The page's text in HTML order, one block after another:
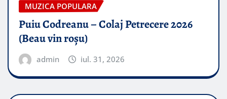
MUZICA POPULARA
Puiu Codreanu – Colaj Petrecere 2026
(Beau vin roșu)
admin iul. 31, 2026